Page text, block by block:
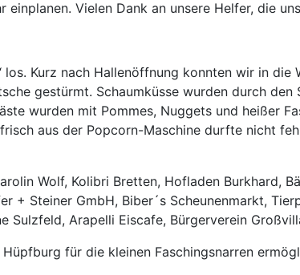
Vielen Dank an unsere Helfer, die
Kurz nach Hallenöffnung konnten wir in
gestürmt. Schaumküsse wurden durch
wurden mit Pommes, Nuggets und heißer
aus der Popcorn-Maschine durfte nicht
Wolf, Kolibri Bretten, Hofladen Burkhard,
+ Steiner GmbH, Biber´s Scheunenmarkt,
Arapelli Eiscafe, Bürgerverein
für die kleinen Faschingsnarren